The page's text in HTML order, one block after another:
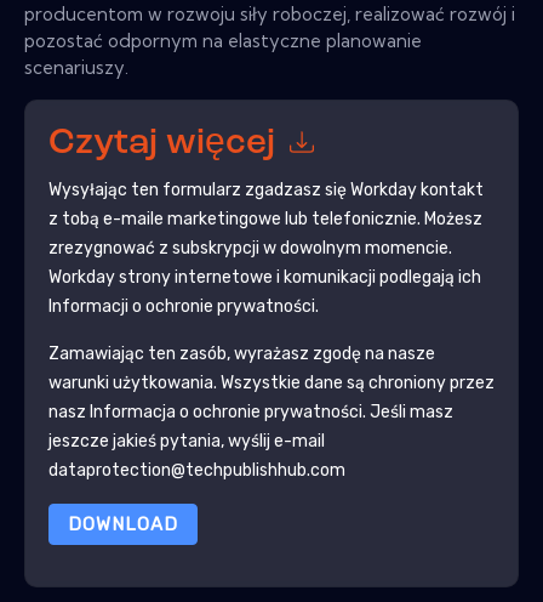
producentom w rozwoju siły roboczej, realizować rozwój i
pozostać odpornym na elastyczne planowanie
scenariuszy.
Czytaj więcej
Wysyłając ten formularz zgadzasz sięWorkdaykontakt
z tobą e-maile marketingowe lub telefonicznie. Możesz
zrezygnować z subskrypcji w dowolnym momencie.
Workdaystrony internetowe i komunikacji podlegają ich
Informacji o ochronie prywatności.
Zamawiając ten zasób, wyrażasz zgodę na nasze
warunki użytkowania. Wszystkie dane są chroniony przez
nasz Informacja o ochronie prywatności. Jeśli masz
jeszcze jakieś pytania, wyślij e-mail
dataprotection@techpublishhub.com
DOWNLOAD